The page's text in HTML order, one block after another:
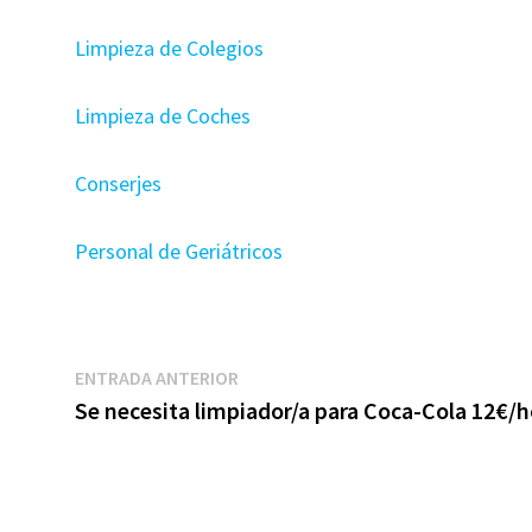
Limpieza de Colegios
Limpieza de Coches
Conserjes
Personal de Geriátricos
Navegación
de
ENTRADA ANTERIOR
anterior:
Se necesita limpiador/a para Coca-Cola 12€/